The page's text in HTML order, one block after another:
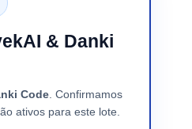
& Danki
Code . Confirmamos
ativos para este lote.